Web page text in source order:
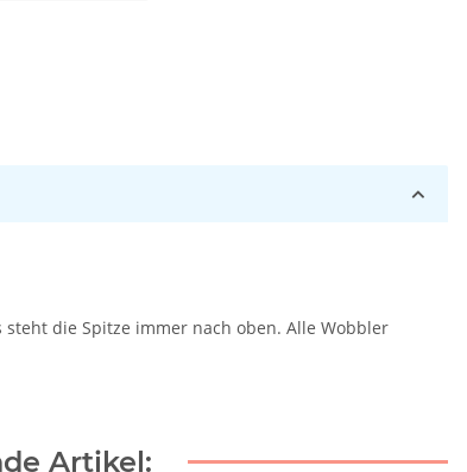
die Spitze immer nach oben. Alle Wobbler
Artikel: